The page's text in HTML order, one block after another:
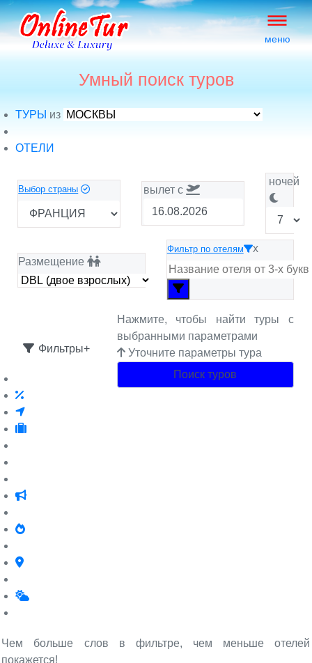
меню
Умный поиск туров
ТУРЫ из
ОТЕЛИ
Выбор страны вылет c
ночей
Размещение
Фильтр по отелям x
Фильтры+
Нажмите, чтобы найти туры с
выбранными параметрами
Уточните параметры тура
Поиск туров
Чем больше слов в фильтре, чем меньше отелей
покажется!